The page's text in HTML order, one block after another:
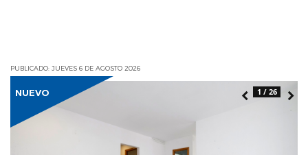
PUBLICADO: JUEVES 6 DE AGOSTO 2026
NUEVO 1 / 26